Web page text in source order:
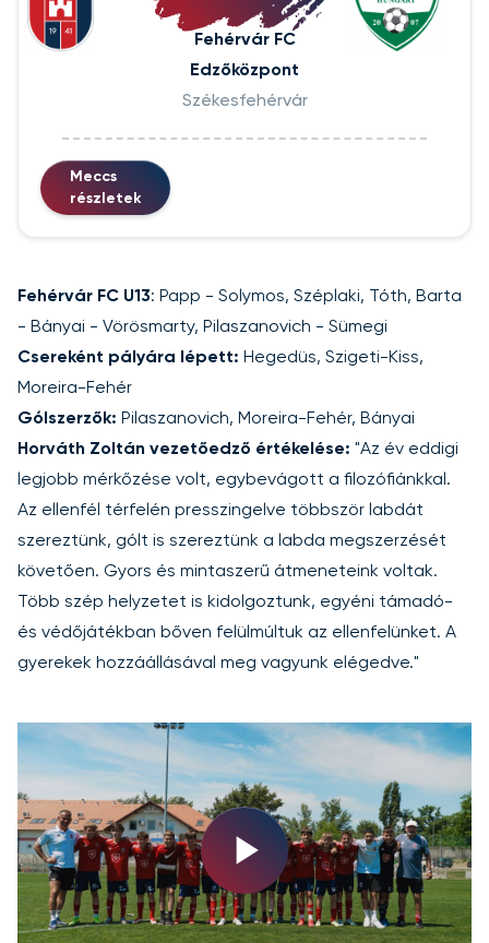
Fehérvár FC
Edzőközpont
Székesfehérvár
Meccs
részletek
Fehérvár FC U13: Papp - Solymos, Széplaki, Tóth, Barta
- Bányai - Vörösmarty, Pilaszanovich - Sümegi
Csereként pályára lépett: Hegedüs, Szigeti-Kiss,
Moreira-Fehér
Gólszerzők: Pilaszanovich, Moreira-Fehér, Bányai
Horváth Zoltán vezetőedző értékelése: "Az év eddigi
legjobb mérkőzése volt, egybevágott a filozófiánkkal.
Az ellenfél térfelén presszingelve többször labdát
szereztünk, gólt is szereztünk a labda megszerzését
követően. Gyors és mintaszerű átmeneteink voltak.
Több szép helyzetet is kidolgoztunk, egyéni támadó-
és védőjátékban bőven felülmúltuk az ellenfelünket. A
gyerekek hozzáállásával meg vagyunk elégedve."
Play
Video